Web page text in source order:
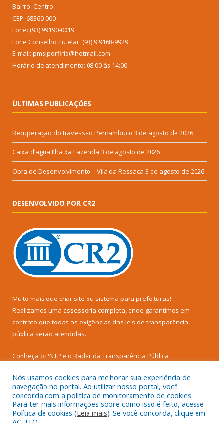
Bairro: Centro
CEP: 68360-000
Fone: (93) 99190-0019
Fone Conselho Tutelar: (93) 9 9168-9929
E-mail: pmsjporfirio@hotmail.com
Horário de atendimento: 08:00 às 14:00
ÚLTIMAS PUBLICAÇÕES
Recuperação do travessão Pernambuco 3 de agosto de 2026
Caixa d’agua Ilha da Fazenda 3 de agosto de 2026
Obra de Desenvolvimento – Vila da Ressaca 3 de agosto de 2026
DESENVOLVIDO POR CR2
Muito mais que criar site ou sistema para prefeituras!
Realizamos uma assessoria completa, onde garantimos em
contrato que todas as exigências das leis de transparência
pública serão atendidas.
Conheça o PNTP e o Radar da Transparência Pública
Todos os direitos reservados a Prefeitura Municipal de Senador
José Porfírio.
Nós usamos cookies para melhorar sua experiência de
navegação no portal. Ao utilizar nosso portal, você
concorda com a política de monitoramento de cookies.
Para ter mais informações sobre como isso é feito, acesse
Política de cookies (Leia mais). Se você concorda, clique em